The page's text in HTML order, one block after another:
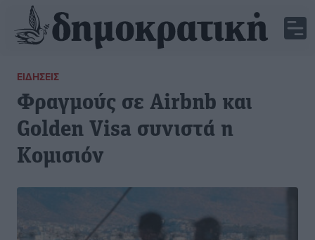
ΕΙΔΉΣΕΙΣ
Φραγμούς σε Airbnb και
Golden Visa συνιστά η
Κομισιόν